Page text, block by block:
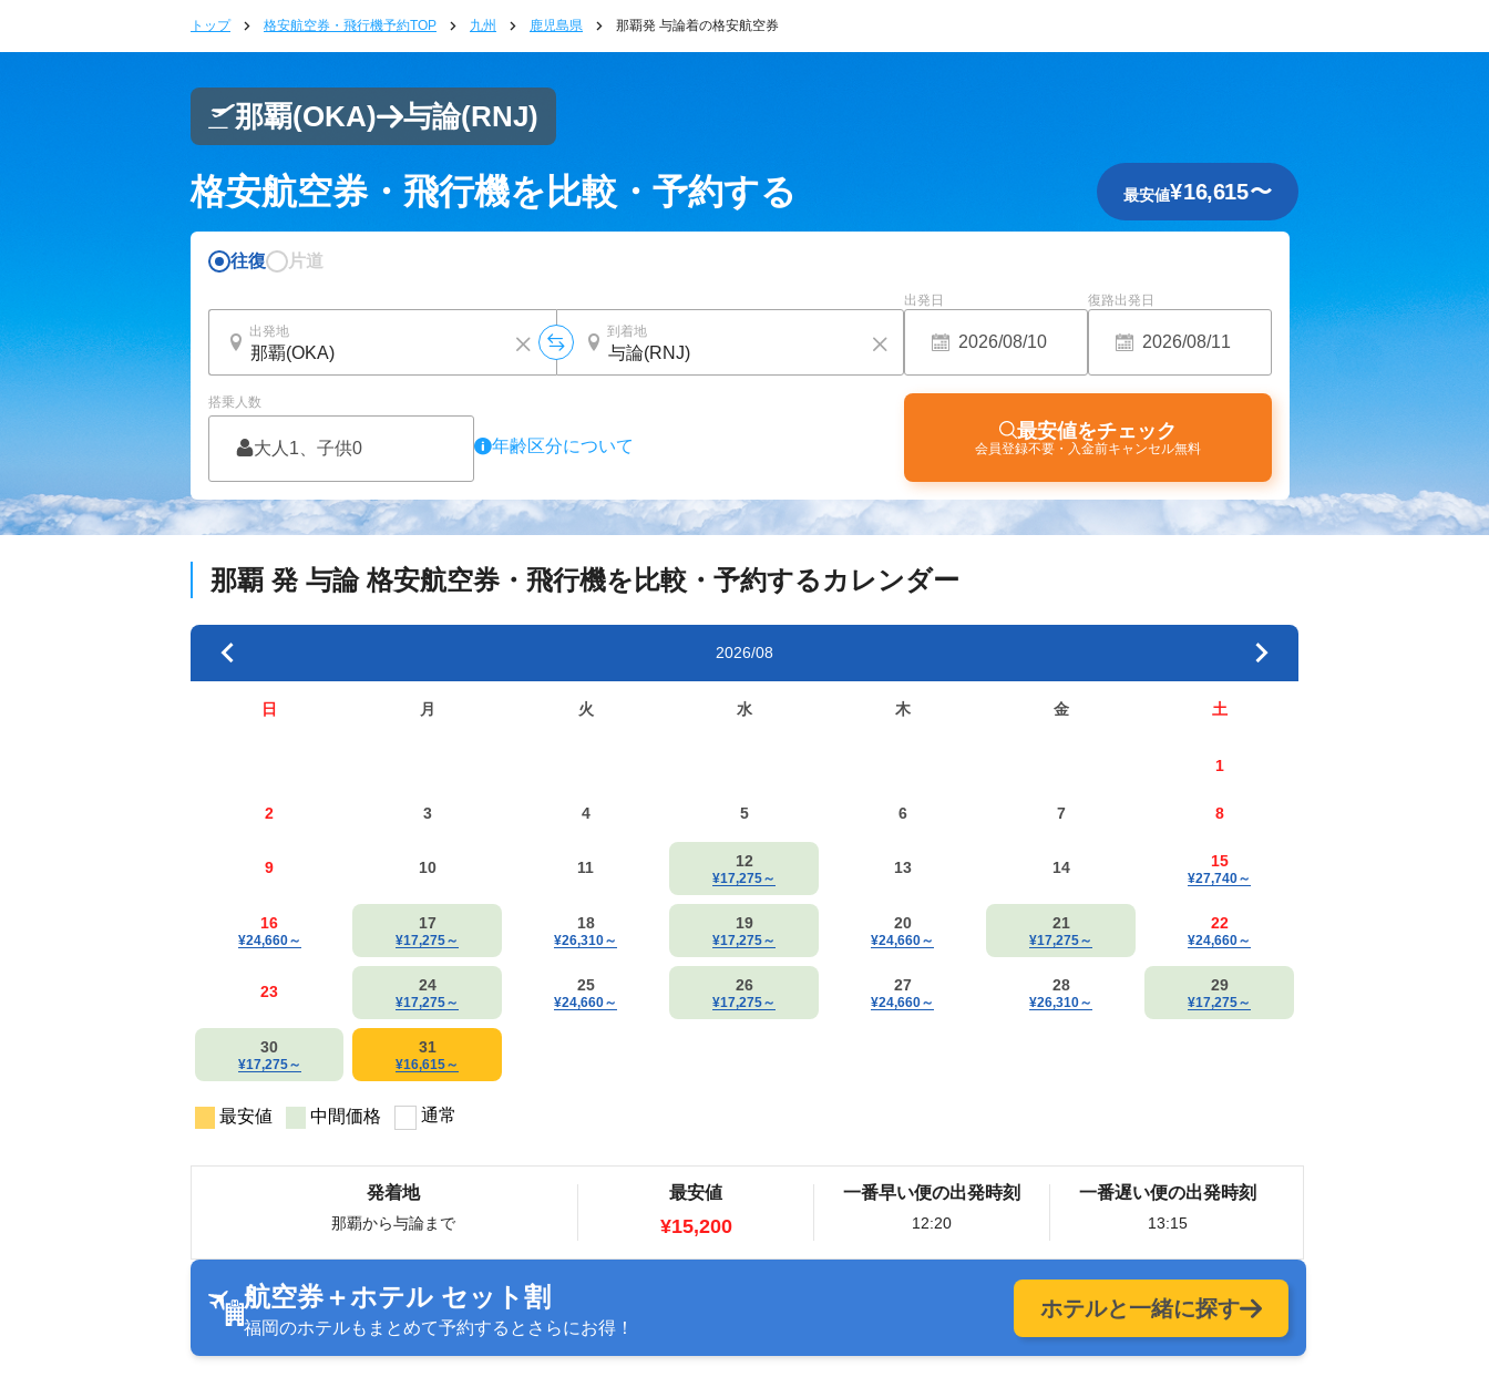
トップ 格安航空券・飛行機予約TOP 九州 鹿児島県 那覇発 与論着の格安航空券
那覇(OKA) 与論(RNJ)
格安航空券・飛行機を比較・予約する 最安値¥16,615〜
往復 片道
出発地 到着地
出発日 復路出発日
搭乗人数
大人1、子供0 年齢区分について
最安値をチェック
会員登録不要・入金前キャンセル無料
那覇 発 与論格安航空券・飛行機を比較・予約するカレンダー
2026/08
日 月 火 水 木 金 土
1
2 3 4 5 6 7 8
9 10 11 12
¥17,275～
13 14 15
¥27,740～
16
¥24,660～
17
¥17,275～
18
¥26,310～
19
¥17,275～
20
¥24,660～
21
¥17,275～
22
¥24,660～
23 24
¥17,275～
25
¥24,660～
26
¥17,275～
27
¥24,660～
28
¥26,310～
29
¥17,275～
30
¥17,275～
31
¥16,615～
最安値 中間価格 通常
発着地
那覇から与論まで
最安値
¥15,200
一番早い便の出発時刻
12:20
一番遅い便の出発時刻
13:15
航空券＋ホテル セット割
福岡のホテルもまとめて予約するとさらにお得！
ホテルと一緒に探す